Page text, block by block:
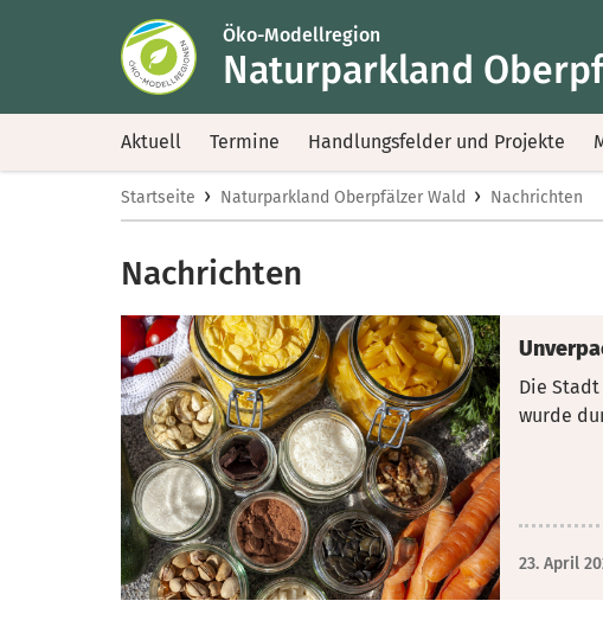
Öko-Modellregion
Naturparkland
Aktuell Termine Handlungsfelder und Projekte
Startseite › Naturparkland Oberpfälzer Wald › Nachrichten
Nachrichten
Die
wurde
23. April